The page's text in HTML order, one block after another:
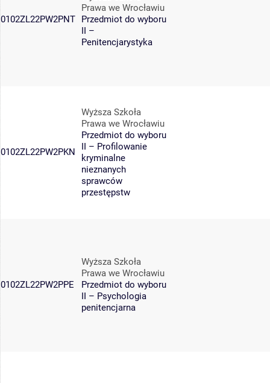
0102ZL22PW2PNT
Prawa we Wrocławiu
Przedmiot do wyboru
II –
Penitencjarystyka
0102ZL22PW2PKN
Wyższa Szkoła
Prawa we Wrocławiu
Przedmiot do wyboru
II – Profilowanie
kryminalne
nieznanych
sprawców
przestępstw
0102ZL22PW2PPE
Wyższa Szkoła
Prawa we Wrocławiu
Przedmiot do wyboru
II – Psychologia
penitencjarna